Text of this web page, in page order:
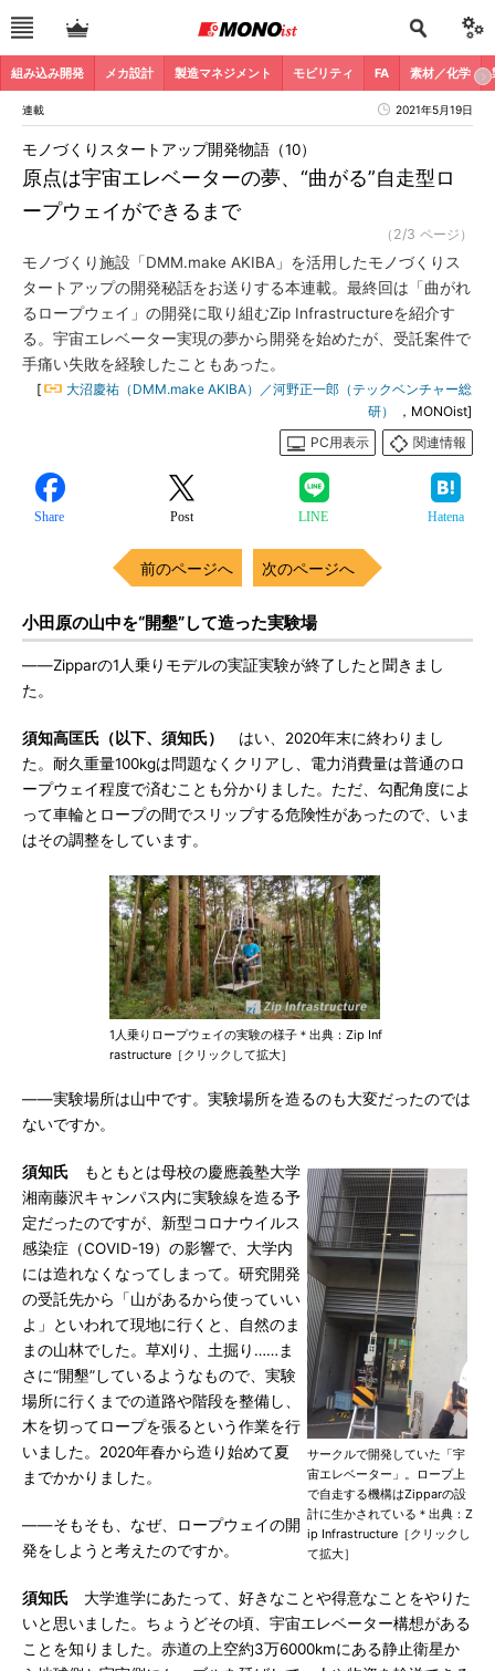
組み込み開発 メカ設計 製造マネジメント モビリティ FA 素材／化学
連載 2021年5月19日
原点は宇宙エレベーターの夢、“曲がる”自走型ロ
ープウェイができるまで
モノづくりスタートアップ開発物語（10）
（2/3 ページ）
モノづくり施設「DMM.make AKIBA」を活用したモノづくりス
タートアップの開発秘話をお送りする本連載。最終回は「曲がれ
るロープウェイ」の開発に取り組むZip Infrastructureを紹介す
る。宇宙エレベーター実現の夢から開発を始めたが、受託案件で
手痛い失敗を経験したこともあった。
[
大沼慶祐（DMM.make AKIBA）／河野正一郎（テックベンチャー総
研）
，MONOist]
PC用表示
関連情報
Share Post LINE Hatena
前のページへ 次のページへ
小田原の山中を“開墾”して造った実験場
――Zipparの1人乗りモデルの実証実験が終了したと聞きまし
た。
須知高匡氏（以下、須知氏）
はい、2020年末に終わりまし
た。耐久重量100kgは問題なくクリアし、電力消費量は普通のロ
ープウェイ程度で済むことも分かりました。ただ、勾配角度によ
って車輪とロープの間でスリップする危険性があったので、いま
はその調整をしています。
1人乗りロープウェイの実験の様子＊出典：Zip Inf
rastructure［クリックして拡大］
――実験場所は山中です。実験場所を造るのも大変だったのでは
ないですか。
サークルで開発していた「宇
宙エレベーター」。ロープ上
で自走する機構はZipparの設
計に生かされている＊出典：Z
ip Infrastructure［クリックし
て拡大］
須知氏 もともとは母校の慶應義塾大学
湘南藤沢キャンパス内に実験線を造る予
定だったのですが、新型コロナウイルス
感染症（COVID-19）の影響で、大学内
には造れなくなってしまって。研究開発
の受託先から「山があるから使っていい
よ」といわれて現地に行くと、自然のま
まの山林でした。草刈り、土掘り……ま
さに“開墾”しているようなもので、実験
場所に行くまでの道路や階段を整備し、
木を切ってロープを張るという作業を行
いました。2020年春から造り始めて夏
までかかりました。
――そもそも、なぜ、ロープウェイの開
発をしようと考えたのですか。
須知氏 大学進学にあたって、好きなことや得意なことをやりた
いと思いました。ちょうどその頃、宇宙エレベーター構想がある
ことを知りました。赤道の上空約3万6000kmにある静止衛星か